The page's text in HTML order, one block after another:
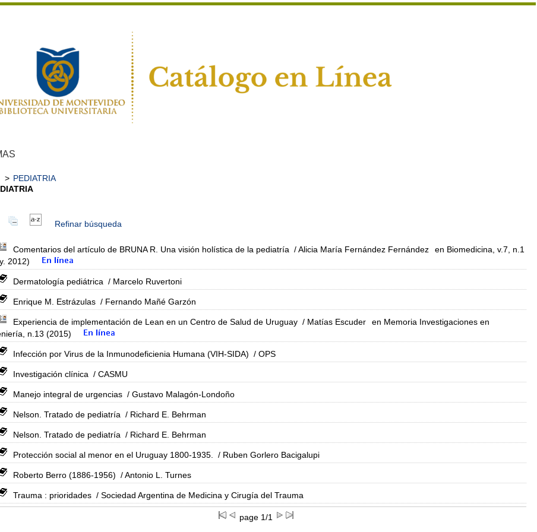
> PEDIATRIA
Refinar búsqueda
Comentarios del artículo de BRUNA R. Una visión holística de la pediatría / Alicia María Fernández Fernández
en Biomedicina, v.7, n.1
2012)
Dermatología pediátrica / Marcelo Ruvertoni
Enrique M. Estrázulas / Fernando Mañé Garzón
Experiencia de implementación de Lean en un Centro de Salud de Uruguay / Matías Escuder
en Memoria Investigaciones en
n.13 (2015)
Infección por Virus de la Inmunodeficienia Humana (VIH-SIDA) / OPS
Investigación clínica / CASMU
Manejo integral de urgencias / Gustavo Malagón-Londoño
Nelson. Tratado de pediatría / Richard E. Behrman
Nelson. Tratado de pediatría / Richard E. Behrman
Protección social al menor en el Uruguay 1800-1935. / Ruben Gorlero Bacigalupi
Roberto Berro (1886-1956) / Antonio L. Turnes
Trauma : prioridades / Sociedad Argentina de Medicina y Cirugía del Trauma
page 1/1